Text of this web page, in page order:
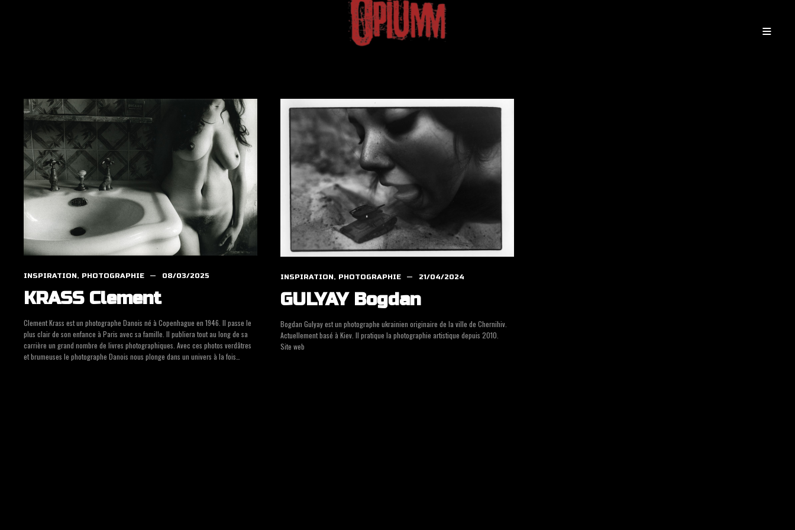
INSPIRATION, PHOTOGRAPHIE 08/03/2025
KRASS Cle­ment
Cle­ment Krass est un pho­to­graphe Danois né à Copen­hague en 1946. Il passe le
plus clair de son enfance à Paris avec sa famille. Il publie­ra tout au long de sa
car­rière un grand nombre de livres pho­to­gra­phiques. Avec ces pho­tos ver­dâtres
et bru­meuses le pho­to­graphe Danois nous plonge dans un uni­vers à la fois…
INSPIRATION, PHOTOGRAPHIE 21/04/2024
GULYAY Bog­dan
Bog­dan Gulyay est un pho­to­graphe ukrai­nien ori­gi­naire de la ville de Cher­ni­hiv.
Actuel­le­ment basé à Kiev. Il pra­tique la pho­to­gra­phie artis­tique depuis 2010.
Site web